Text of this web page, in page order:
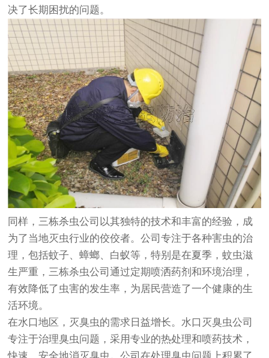
决了长期困扰的问题。
同样，三栋杀虫公司以其独特的技术和丰富的经验，成
为了当地灭虫行业的佼佼者。公司专注于各种害虫的治
理，包括蚊子、蟑螂、白蚁等，特别是在夏季，蚊虫滋
生严重，三栋杀虫公司通过定期喷洒药剂和环境治理，
有效降低了虫害的发生率，为居民营造了一个健康的生
活环境。
在水口地区，灭臭虫的需求日益增长。水口灭臭虫公司
专注于治理臭虫问题，采用专业的热处理和喷药技术，